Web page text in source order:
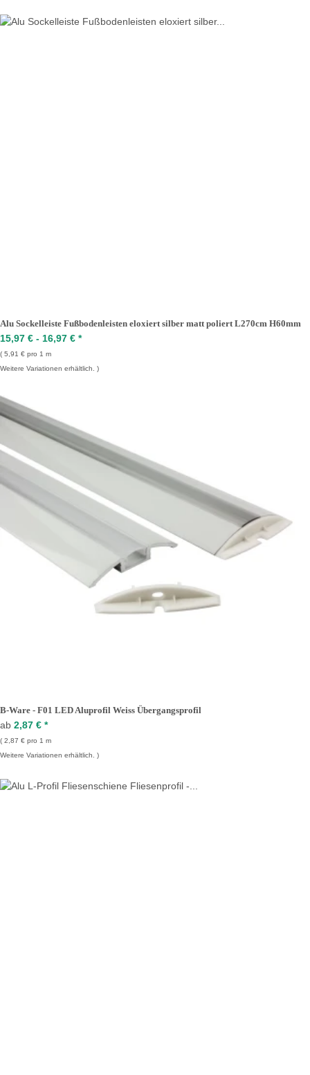
Alu Sockelleiste Fußbodenleisten eloxiert silber matt poliert L270cm H60mm
15,97 € - 16,97 € *
5,91 € pro 1 m
Weitere Variationen erhältlich.
B-Ware - F01 LED Aluprofil Weiss Übergangsprofil
ab 2,87 € *
2,87 € pro 1 m
Weitere Variationen erhältlich.